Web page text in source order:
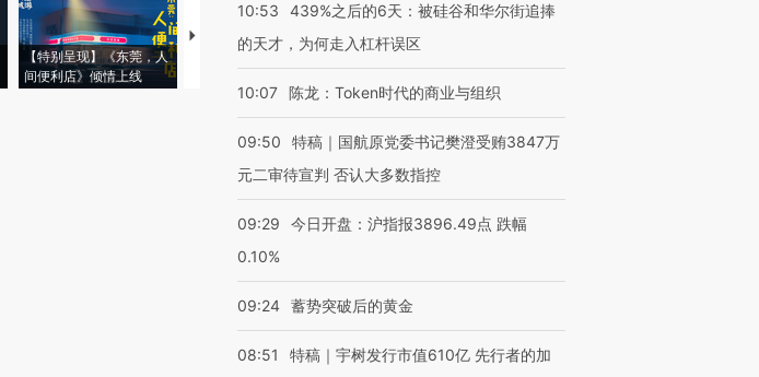
【特别呈现】《东莞，人
间便利店》倾情上线
【推广】走进第四届链博
会，让数智科技“链”接产
【特别呈现】寻找100种
10:53
439%之后的6天：被硅谷和华尔街追捧
的天才，为何走入杠杆误区
10:07 陈龙：Token时代的商业与组织
09:50
特稿｜国航原党委书记樊澄受贿3847万
元二审待宣判 否认大多数指控
09:29
今日开盘：沪指报3896.49点 跌幅
0.10%
09:24 蓄势突破后的黄金
08:51
特稿｜宇树发行市值610亿 先行者的加